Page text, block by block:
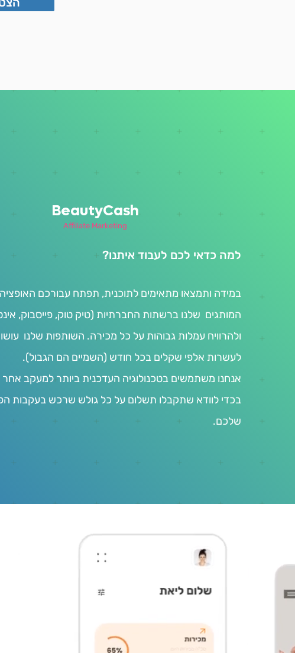
BeautyCash
Affiliate Marketing
למה כדאי לכם לעבוד איתנו?
במידה ותמצאו מתאימים לתוכנית, תפתח עבורכם
המותגים שלנו ברשתות החברתיות (טיק טוק, פייסבוק,
ולהרוויח עמלות גבוהות על כל מכירה. השותפות שלנו
לעשרות אלפי שקלים בכל חודש (השמיים הם הגבול).
אנחנו משתמשים בטכנולוגיה העדכנית ביותר למעקב אחר
בכדי לוודא שתקבלו תשלום על כל גולש שרכש בעקבות
שלכם.